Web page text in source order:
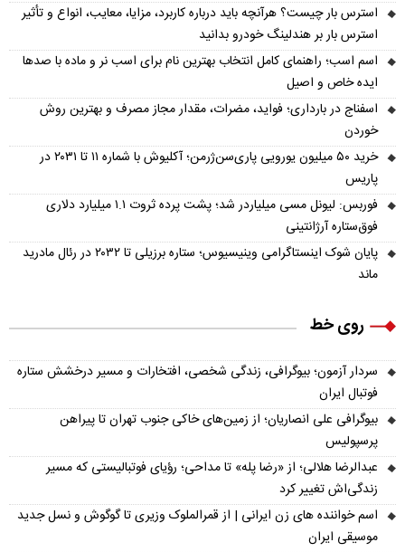
استرس بار چیست؟ هرآنچه باید درباره کاربرد، مزایا، معایب، انواع و تأثیر
استرس بار بر هندلینگ خودرو بدانید
اسم اسب؛ راهنمای کامل انتخاب بهترین نام برای اسب نر و ماده با صدها
ایده خاص و اصیل
اسفناج در بارداری؛ فواید، مضرات، مقدار مجاز مصرف و بهترین روش
خوردن
خرید ۵۰ میلیون یورویی پاری‌سن‌ژرمن؛ آکلیوش با شماره ۱۱ تا ۲۰۳۱ در
پاریس
فوربس: لیونل مسی میلیاردر شد؛ پشت پرده ثروت ۱.۱ میلیارد دلاری
فوق‌ستاره آرژانتینی
پایان شوک اینستاگرامی وینیسیوس؛ ستاره برزیلی تا ۲۰۳۲ در رئال مادرید
ماند
روی خط
سردار آزمون؛ بیوگرافی، زندگی شخصی، افتخارات و مسیر درخشش ستاره
فوتبال ایران
بیوگرافی علی انصاریان؛ از زمین‌های خاکی جنوب تهران تا پیراهن
پرسپولیس
عبدالرضا هلالی؛ از «رضا پله» تا مداحی؛ رؤیای فوتبالیستی که مسیر
زندگی‌اش تغییر کرد
اسم خواننده های زن ایرانی | از قمرالملوک وزیری تا گوگوش و نسل جدید
موسیقی ایران